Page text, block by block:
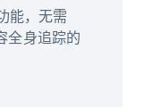
能，无需
全身追踪的